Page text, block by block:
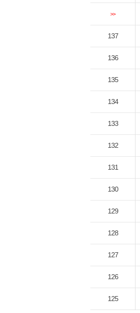
>>
137
136
135
134
133
132
131
130
129
128
127
126
125